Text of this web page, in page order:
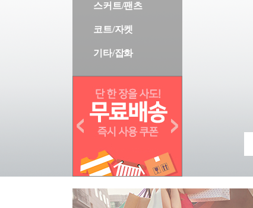
스커트/팬츠
코트/자켓
기타/잡화